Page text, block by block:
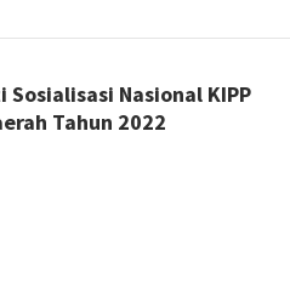
Nasional KIPP
Tahun 2022